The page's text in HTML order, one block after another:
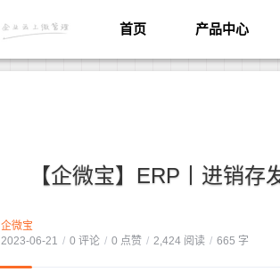
首页 产品中心
【企微宝】ERP丨进销
企微宝
2023-06-21 / 0 评论 / 0 点赞 / 2,424 阅读 / 665 字